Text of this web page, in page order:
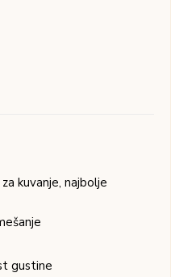
kuvanje, najbolje
gustine